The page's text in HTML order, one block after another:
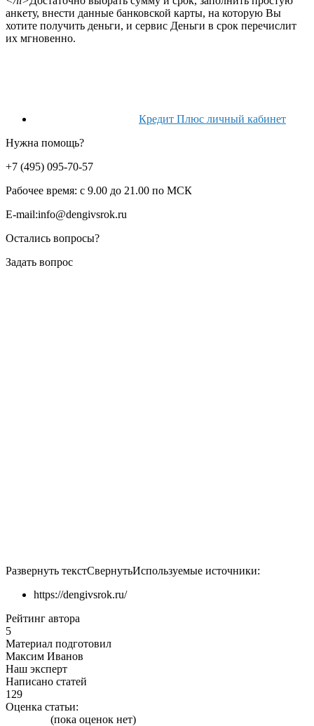
анкету, внести данные банковской карты, на которую Вы
хотите получить деньги, и сервис Деньги в срок перечислит
их мгновенно.
Кредит Плюс личный кабинет
Нужна помощь?
+7 (495) 095-70-57
Рабочее время: с 9.00 до 21.00 по МСК
E-mail:info@dengivsrok.ru
Остались вопросы?
Задать вопрос
Развернуть текстСвернутьИспользуемые источники:
https://dengivsrok.ru/
Рейтинг автора
5
Материал подготовил
Максим Иванов
Наш эксперт
Написано статей
129
Оценка статьи:
(пока оценок нет)